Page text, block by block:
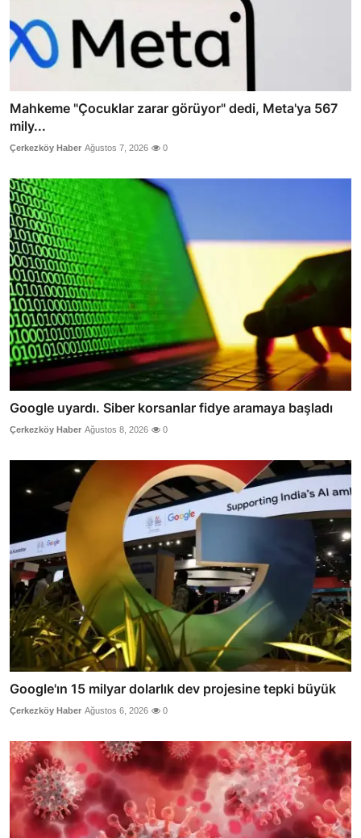
Mahkeme "Çocuklar zarar görüyor" dedi, Meta'ya 567
mily...
Çerkezköy Haber Ağustos 7, 2026 0
Google uyardı. Siber korsanlar fidye aramaya başladı
Çerkezköy Haber Ağustos 8, 2026 0
Google'ın 15 milyar dolarlık dev projesine tepki büyük
Çerkezköy Haber Ağustos 6, 2026 0